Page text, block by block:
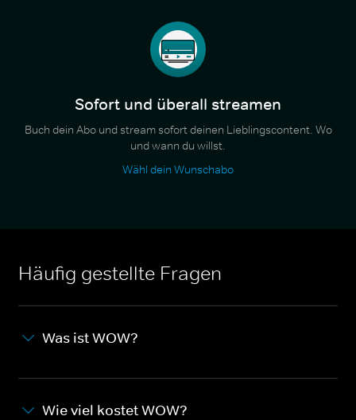
Sofort und überall streamen
Buch dein Abo und stream sofort deinen Lieblingscontent. Wo
und wann du willst.
Wähl dein Wunschabo
Häufig gestellte Fragen
Was ist WOW?
Wie viel kostet WOW?